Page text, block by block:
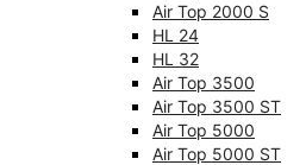
Air Top 2000 S
HL 24
HL 32
Air Top 3500
Air Top 3500 ST
Air Top 5000
Air Top 5000 ST